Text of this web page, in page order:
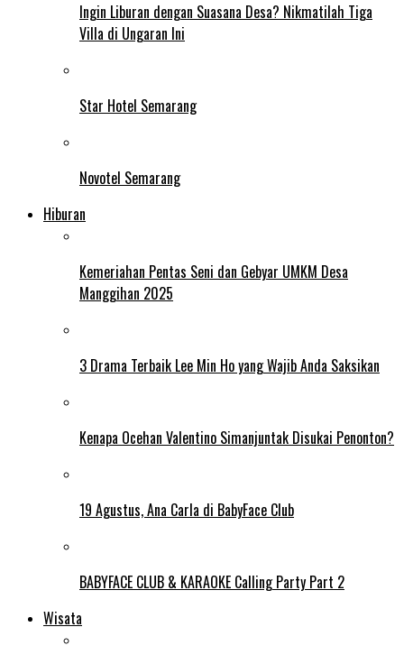
Ingin Liburan dengan Suasana Desa? Nikmatilah Tiga
Villa di Ungaran Ini
Star Hotel Semarang
Novotel Semarang
Hiburan
Kemeriahan Pentas Seni dan Gebyar UMKM Desa
Manggihan 2025
3 Drama Terbaik Lee Min Ho yang Wajib Anda Saksikan
Kenapa Ocehan Valentino Simanjuntak Disukai Penonton?
19 Agustus, Ana Carla di BabyFace Club
BABYFACE CLUB & KARAOKE Calling Party Part 2
Wisata